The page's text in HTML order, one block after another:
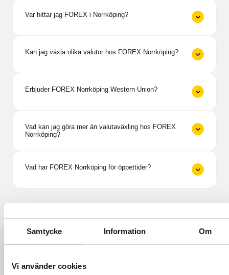
Samtycke Information Om
Vi använder cookies
Var hittar jag FOREX i Norrköping?
Kan jag växla olika valutor hos FOREX Norrköping?
Erbjuder FOREX Norrköping Western Union?
Vad kan jag göra mer än valutaväxling hos FOREX
Norrköping?
Vad har FOREX Norrköping för öppettider?
Behöver du hjälp?